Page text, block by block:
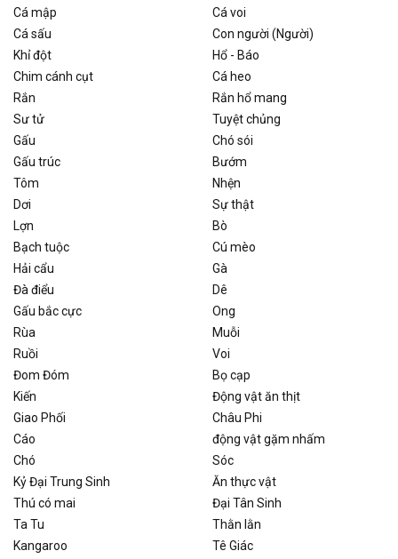
Cá mập
Cá voi
Cá sấu
Con người (Người)
Khỉ đột
Hổ - Báo
Chim cánh cụt
Cá heo
Rắn
Rắn hổ mang
Sư tử
Tuyệt chủng
Gấu
Chó sói
Gấu trúc
Bướm
Tôm
Nhện
Dơi
Sự thật
Lợn
Bò
Bạch tuộc
Cú mèo
Hải cẩu
Gà
Đà điểu
Dê
Gấu bắc cực
Ong
Rùa
Muỗi
Ruồi
Voi
Đom Đóm
Bọ cạp
Kiến
Động vật ăn thịt
Giao Phối
Châu Phi
Cáo
động vật gặm nhấm
Chó
Sóc
Kỷ Đại Trung Sinh
Ăn thực vật
Thú có mai
Đại Tân Sinh
Ta Tu
Thằn lằn
Kangaroo
Tê Giác